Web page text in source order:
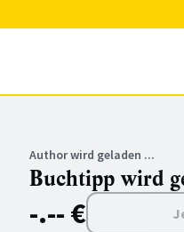
Author wird geladen ...
Buchtipp wird
-.-- €